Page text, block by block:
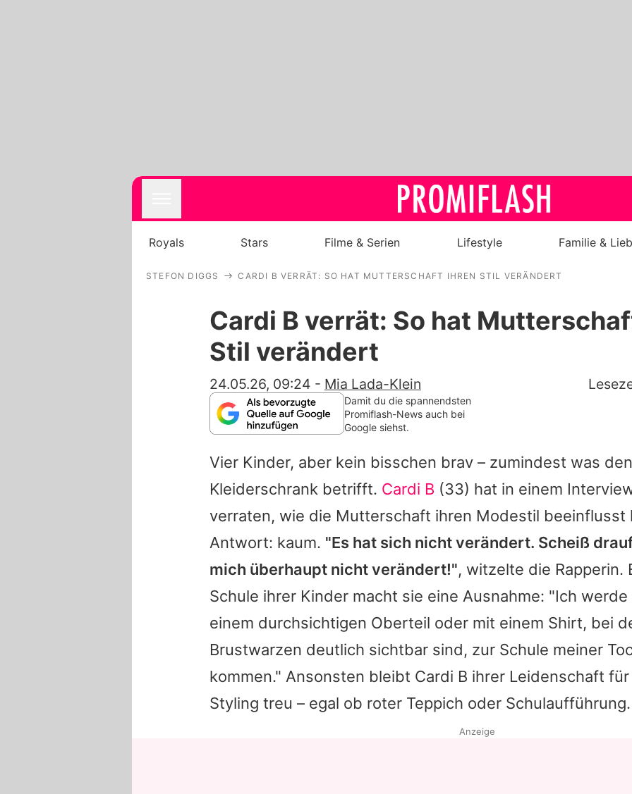
Royals
Stars
Familie & Liebe
App runterladen
Team
Redaktionelle Richtlinien
Impressum
Datenschutzerklärung
Nutzungsbedingungen
Utiq verwalten
Royals Stars Filme & Serien Lifestyle Familie &
STEFON DIGGS CARDI B VERRÄT: SO HAT MUTTERSCHAFT IHREN STIL VERÄNDERT
Cardi B verrät: So hat
Stil verändert
24.05.26, 09:24 - Mia Lada-Klein
Damit du die spannendsten
Promiflash-News auch bei
Google siehst.
Vier Kinder, aber kein bisschen brav – zumindest was den
Kleiderschrank betrifft. Cardi B (33) hat in einem
verraten, wie die Mutterschaft ihren Modestil beeinflusst
Antwort: kaum. "Es hat sich nicht verändert. Scheiß
mich überhaupt nicht verändert!", witzelte die Rapperin.
Schule ihrer Kinder macht sie eine Ausnahme: "Ich
einem durchsichtigen Oberteil oder mit einem Shirt, bei
Brustwarzen deutlich sichtbar sind, zur Schule meiner
kommen." Ansonsten bleibt Cardi B ihrer Leidenschaft
Styling treu – egal ob roter Teppich oder Schulaufführung.
Anzeige